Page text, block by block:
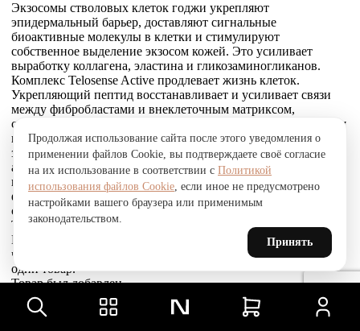
Экзосомы стволовых клеток годжи укрепляют
эпидермальный барьер, доставляют сигнальные
биоактивные молекулы в клетки и стимулируют
собственное выделение экзосом кожей. Это усиливает
выработку коллагена, эластина и гликозаминогликанов.
Комплекс Telosense Active продлевает жизнь клеток.
Укрепляющий пептид восстанавливает и усиливает связи
между фибробластами и внеклеточным матриксом,
стимулирует выработку коллагена I и VI типов, обеспечивая
прочное соединение эпидермиса и дермы, что приводит к
заметному сокращению морщин. Стволовые клетки
альпийской розы защищают, поддерживают и
восстанавливают устойчивость кожи к агрессивным
факторам окружающей среды и преждевременному
старению, улучшают барьерные свойства.
Товар был добавлен
В СРАВНЕНИЕ
чтобы посмотреть список сравнение, добавьте хотя бы ещё
один товар.
Товар был добавлен
в сравнение
Сравнить
Продолжая использование сайта после этого уведомления о
применении файлов Cookie, вы подтверждаете своё согласие
на их использование в соответствии с Политикой
использования файлов Cookie, если иное не предусмотрено
настройками вашего браузера или применимым
законодательством.
Принять